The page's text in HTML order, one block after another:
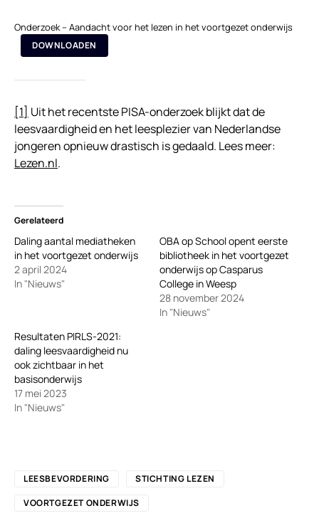
Onderzoek – Aandacht voor het lezen in het voortgezet onderwijs
DOWNLOADEN
[1] Uit het recentste PISA-onderzoek blijkt dat de
leesvaardigheid en het leesplezier van Nederlandse
jongeren opnieuw drastisch is gedaald. Lees meer:
Lezen.nl.
Gerelateerd
Daling aantal mediatheken
in het voortgezet onderwijs
2 april 2024
In "Nieuws"
OBA op School opent eerste
bibliotheek in het voortgezet
onderwijs op Casparus
College in Weesp
28 november 2024
In "Nieuws"
Resultaten PIRLS-2021:
daling leesvaardigheid nu
ook zichtbaar in het
basisonderwijs
17 mei 2023
In "Nieuws"
LEESBEVORDERING
STICHTING LEZEN
VOORTGEZET ONDERWIJS